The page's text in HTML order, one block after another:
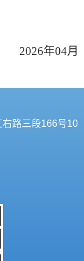
2026年04月
路三段166号10